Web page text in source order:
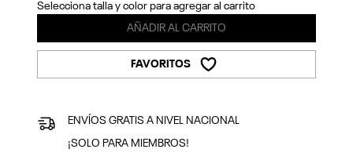
Selecciona talla y color para agregar al carrito
AÑADIR AL CARRITO
FAVORITOS
ENVÍOS GRATIS A NIVEL NACIONAL
¡SOLO PARA MIEMBROS!